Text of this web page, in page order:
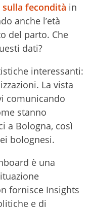
fecondità in
anche l’età
del parto. Che
dati?
interessanti:
La vista
comunicando
stanno
a Bologna, così
bolognesi.
è una
fornisce Insights
e di